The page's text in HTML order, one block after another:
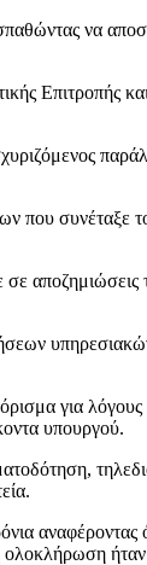
να
Επιτροπής
που συνέταξε
για
υπουργού.
ολοκλήρωση